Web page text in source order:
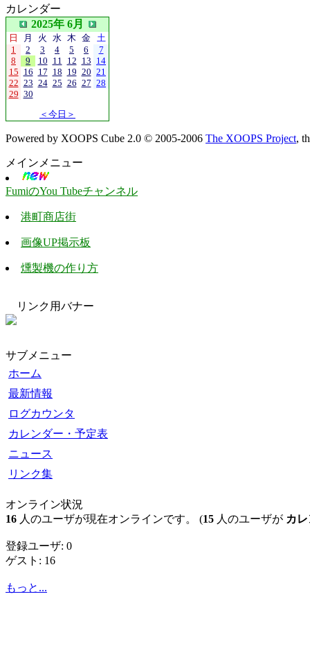
カレンダー
2025年 6月
日 月 火 水 木 金 土
1
2 3 4 5 6
7
8
9 10 11 12 13 14
15 16 17 18 19 20 21
22 23 24 25 26 27 28
29 30
＜今日＞
Powered by XOOPS Cube 2.0 © 2005-2006 The XOOPS Project,
メインメニュー
FumiのYou Tubeチャンネル
港町商店街
画像UP掲示板
燻製機の作り方
リンク用バナー
サブメニュー
ホーム
最新情報
ログカウンタ
カレンダー・予定表
ニュース
リンク集
オンライン状況
16 人のユーザが現在オンラインです。 (15 人のユーザが カ
登録ユーザ: 0
ゲスト: 16
もっと...